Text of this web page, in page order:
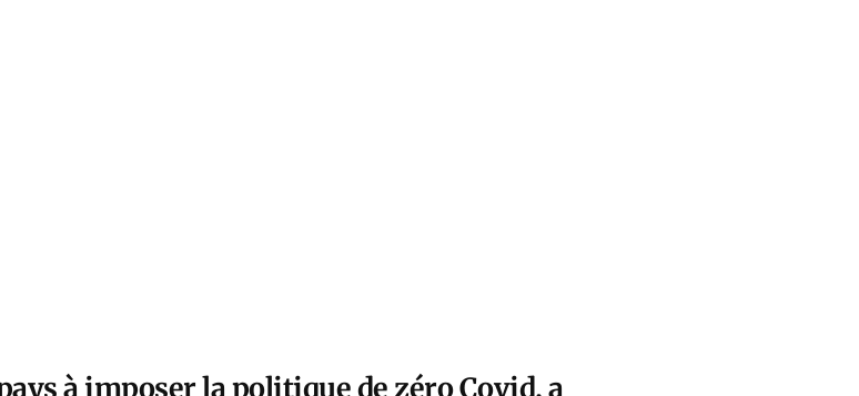
à imposer la politique de zéro Covid, a